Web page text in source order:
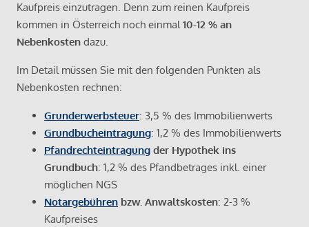
Kaufpreis einzutragen. Denn zum reinen Kaufpreis
kommen in Österreich noch einmal10-12 % an
Nebenkosten dazu.
Im Detail müssen Sie mit den folgenden Punkten als
Nebenkosten rechnen:
Grunderwerbsteuer: 3,5 % des Immobilienwerts
Grundbucheintragung: 1,2 % des Immobilienwerts
Pfandrechteintragung der Hypothek ins
Grundbuch: 1,2 % des Pfandbetrages inkl. einer
möglichen NGS
Notargebühren bzw. Anwaltskosten: 2-3 %
Kaufpreises